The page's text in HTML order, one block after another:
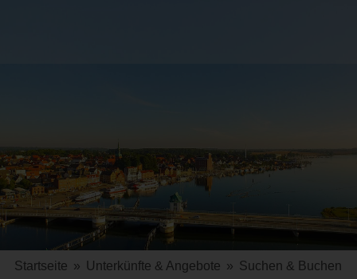
Startseite » Unterkünfte & Angebote » Suchen & Buchen